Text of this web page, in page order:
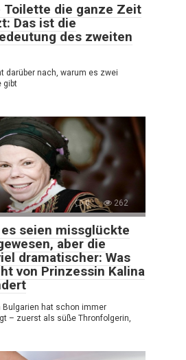
Toilette die ganze Zeit
Das ist die
des zweiten
darüber nach, warum es zwei
gibt
0 262
seien missglückte
aber die
dramatischer: Was
von Prinzessin Kalina
Bulgarien hat schon immer
– zuerst als süße Thronfolgerin,